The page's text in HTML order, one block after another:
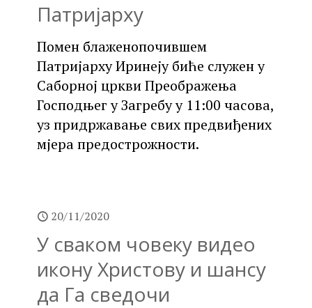
Патријарху
Помен блаженопочившем
Патријарху Иринеју биће служен у
Саборној цркви Преображења
Господњег у Загребу у 11:00 часова,
уз придржавање свих предвиђених
мјера предострожности.
20/11/2020
У сваком човеку видео
икону Христову и шансу
да Га сведочи